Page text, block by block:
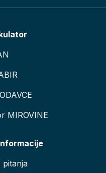
MIROVINE
pitanja